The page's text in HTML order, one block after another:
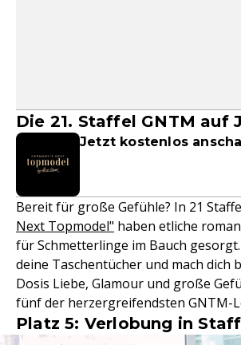
Die 21. Staffel GNTM auf
Jetzt kostenlos
Bereit für große Gefühle? In 21
Next Topmodel" haben etliche
für Schmetterlinge im Bauch
deine Taschentücher und mach dich
Dosis Liebe, Glamour und große
fünf der herzergreifendsten GNTM-
Platz 5: Verlobung in